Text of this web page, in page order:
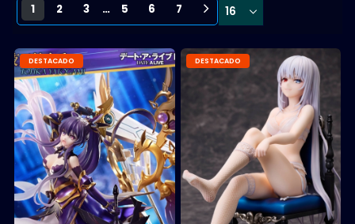
1 2 3 … 5 6 7
DESTACADO DESTACADO